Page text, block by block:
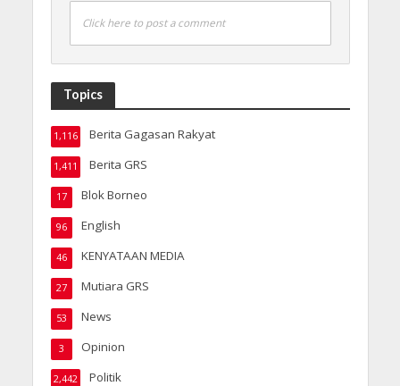
Click here to post a comment
Topics
Berita Gagasan Rakyat
1,116
Berita GRS
1,411
Blok Borneo
17
English
96
KENYATAAN MEDIA
46
Mutiara GRS
27
News
53
Opinion
3
Politik
2,442